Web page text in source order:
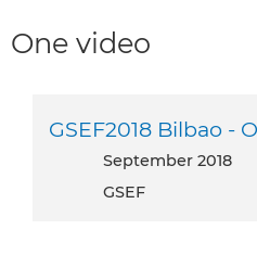
One video
GSEF2018 Bilbao -
September 2018
GSEF